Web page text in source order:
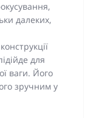
далеких,
для
ваги. Його
зручним у